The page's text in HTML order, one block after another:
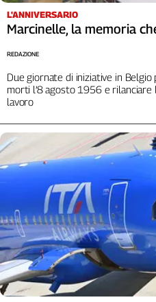
Valle
D'Aosta
Storico
1955-
2014
Cerca
Contatti
La
redazione
Newsletter
L'ANNIVERSARIO
Marcinelle, la memoria
Due giornate di iniziative in
morti l’8 agosto 1956 e rilanciare
lavoro
REDAZIONE